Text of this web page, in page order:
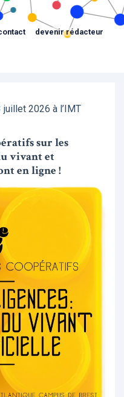
devenir rédacteur
2026 à l’IMT
sur les
vivant et
en ligne !